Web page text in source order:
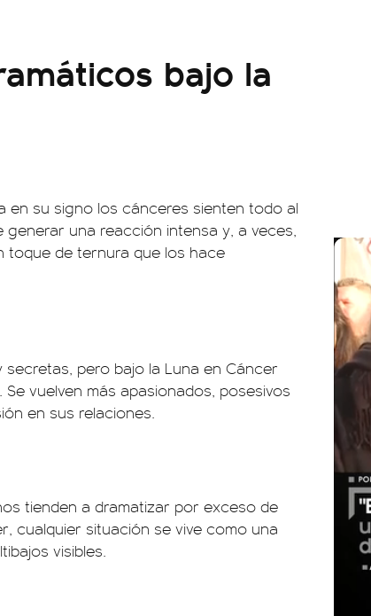
bajo la
en su signo los cánceres sienten todo al
una reacción intensa y, a veces,
toque de ternura que los hace
pero bajo la Luna en Cáncer
vuelven más apasionados, posesivos
en sus relaciones.
tienden a dramatizar por exceso de
cualquier situación se vive como una
visibles.